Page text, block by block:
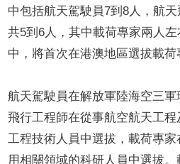
中包括航天駕駛員7到8人，航
共5到6人，其中載荷專家兩人
中，將首次在港澳地區選拔載荷
航天駕駛員在解放軍陸海空三
飛行工程師在從事航空航天工
工程技術人員中選拔，載荷專
用相關領域的科研人員中選拔